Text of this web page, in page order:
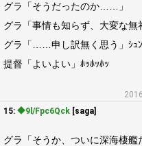
グラ「そうだったのか……」
グラ「事情も知らず、大変な無
グラ「……申し訳無く思う」ｼｭﾝ
提督「よいよい」ﾎｯﾎｯﾎｯ
15: ◆9l/Fpc6Qck [saga]
グラ「そうか、ついに深海棲